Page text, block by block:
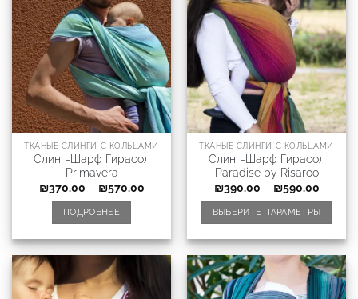
ТКАНЫЕ СЛИНГИ С КОЛЬЦАМИ
Слинг-Шарф Гирасол
Primavera
₪370.00 – ₪570.00
ПОДРОБНЕЕ
ТКАНЫЕ СЛИНГИ С КОЛЬЦАМИ
Слинг-Шарф Гирасол
Paradise by Risaroo
₪390.00 – ₪590.00
ВЫБЕРИТЕ ПАРАМЕТРЫ